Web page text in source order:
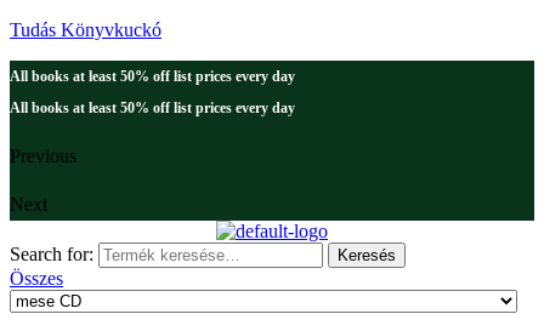
Tudás Könyvkuckó
All books at least 50% off list prices every day
All books at least 50% off list prices every day
Previous
Next
Search for: Keresés
Összes